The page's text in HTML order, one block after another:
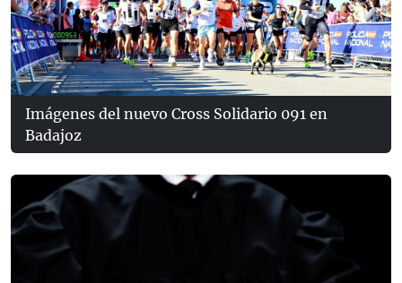
Imágenes del nuevo Cross Solidario 091 en
Badajoz